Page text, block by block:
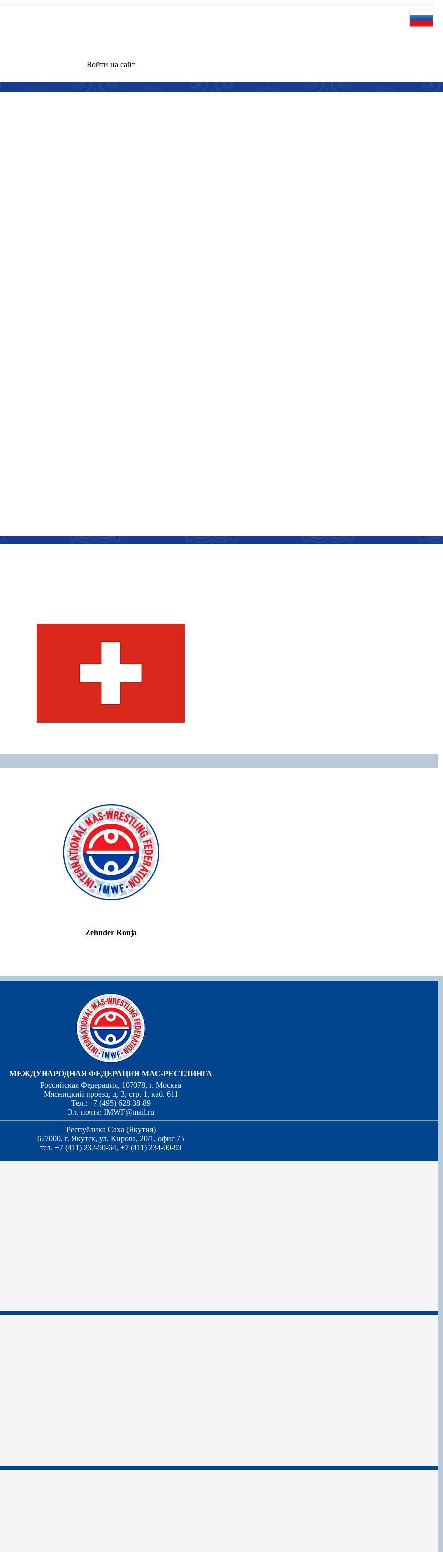
Войти на сайт
Zehnder Ronja
МЕЖДУНАРОДНАЯ ФЕДЕРАЦИЯ МАС-РЕСТЛИНГА
Российская Федерация, 107078, г. Москва
Мясницкий проезд, д. 3, стр. 1, каб. 611
Тел.: +7 (495) 628-38-89
Эл. почта: IMWF@mail.ru
Республика Саха (Якутия)
677000, г. Якутск, ул. Кирова, 20/1, офис 75
тел. +7 (411) 232-50-64, +7 (411) 234-00-90